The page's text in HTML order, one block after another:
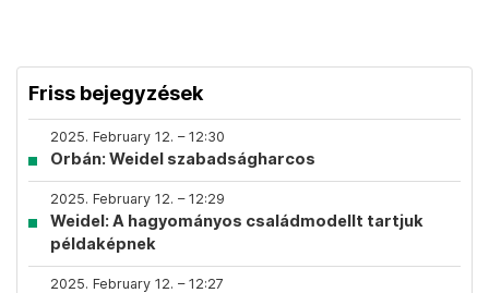
Friss bejegyzések
2025. February 12. – 12:30
Orbán: Weidel szabadságharcos
2025. February 12. – 12:29
Weidel: A hagyományos családmodellt tartjuk
példaképnek
2025. February 12. – 12:27